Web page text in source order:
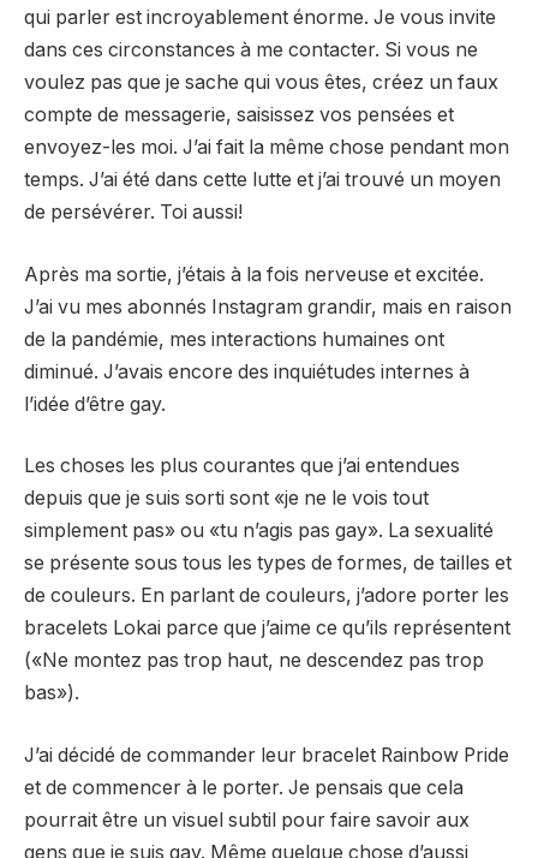
qui parler est incroyablement énorme. Je vous invite
dans ces circonstances à me contacter. Si vous ne
voulez pas que je sache qui vous êtes, créez un faux
compte de messagerie, saisissez vos pensées et
envoyez-les moi. J’ai fait la même chose pendant mon
temps. J’ai été dans cette lutte et j’ai trouvé un moyen
de persévérer. Toi aussi!
Après ma sortie, j’étais à la fois nerveuse et excitée.
J’ai vu mes abonnés Instagram grandir, mais en raison
de la pandémie, mes interactions humaines ont
diminué. J’avais encore des inquiétudes internes à
l’idée d’être gay.
Les choses les plus courantes que j’ai entendues
depuis que je suis sorti sont «je ne le vois tout
simplement pas» ou «tu n’agis pas gay». La sexualité
se présente sous tous les types de formes, de tailles et
de couleurs. En parlant de couleurs, j’adore porter les
bracelets Lokai parce que j’aime ce qu’ils représentent
(«Ne montez pas trop haut, ne descendez pas trop
bas»).
J’ai décidé de commander leur bracelet Rainbow Pride
et de commencer à le porter. Je pensais que cela
pourrait être un visuel subtil pour faire savoir aux
gens que je suis gay. Même quelque chose d’aussi